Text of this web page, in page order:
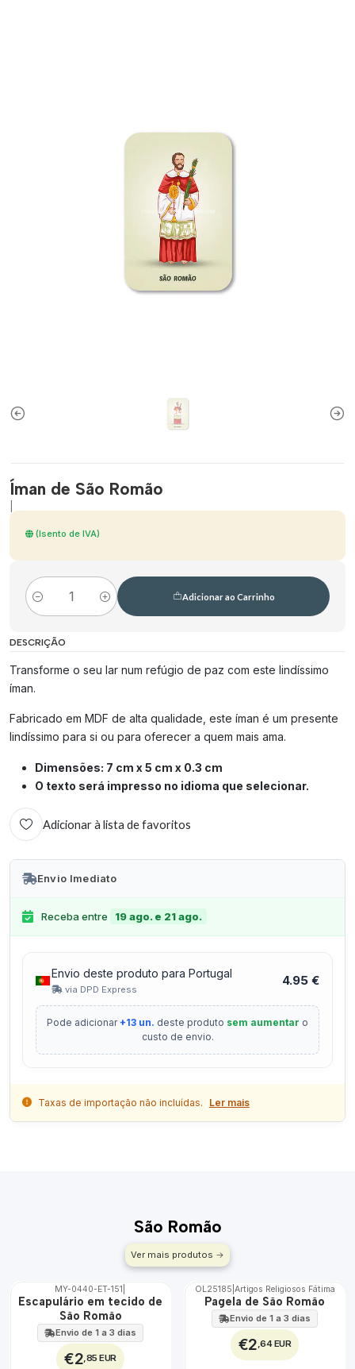
Íman de São Romão
(Isento de IVA)
Quantidade
Adicionar ao Carrinho
DESCRIÇÃO
Transforme o seu lar num refúgio de paz com este lindíssimo
íman.
Fabricado em MDF de alta qualidade, este íman é um presente
lindíssimo para si ou para oferecer a quem mais ama.
Dimensões: 7 cm x 5 cm x 0.3 cm
O texto será impresso no idioma que selecionar.
Adicionar à lista de favoritos
Envio Imediato
Receba entre 19 ago. e 21 ago.
Envio deste produto para Portugal
via DPD Express
4.95 €
Pode adicionar+13 un. deste produto sem aumentar o
custo de envio.
Taxas de importação não incluídas. Ler mais
São Romão
Ver mais produtos
🇵🇹
100%
ÁGUA
MY-0440-ET-151
Escapulário em tecido de
São Romão
Envio de 1 a 3 dias
€2,85 EUR
OL25185 Artigos Religiosos Fátima
Pagela de São Romão
Envio de 1 a 3 dias
€2,64 EUR